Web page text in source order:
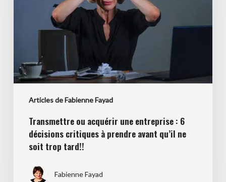
Articles de Fabienne Fayad
critiques
à
avant
Transmettre ou acquérir une entreprise : 6
décisions critiques à prendre avant qu’il ne
soit trop tard!!
Fabienne Fayad